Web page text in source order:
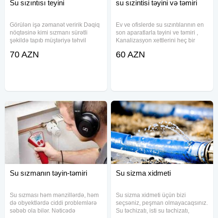
Su sızıntısı teyini
Görülən işə zəmanət veririk Dəqiq
nöqtəsinə kimi sızmanı sürətli
şəkildə tapıb müştəriyə təhvil
qiymətlə yalnız biz işləyirik Bakı və
70 AZN
su sızintisi təyini və təmiri
Ev ve ofislerde su sızıntılarının en
son aparatlarla təyini ve təmiri ,
Kanalizasyon xettlerini heç bir
temizlenmesi və kamerayla
60 AZN
Su sızmanın təyin-təmiri
Su sızması həm mənzillərdə, həm
də obyektlərdə ciddi problemlərə
səbəb ola bilər. Nəticədə
Su sizma xidmeti
Su sizma xidmeti üçün bizi
seçsəniz, peşman olmayacaqsınız.
Su təchizatı, isti su təchizatı,